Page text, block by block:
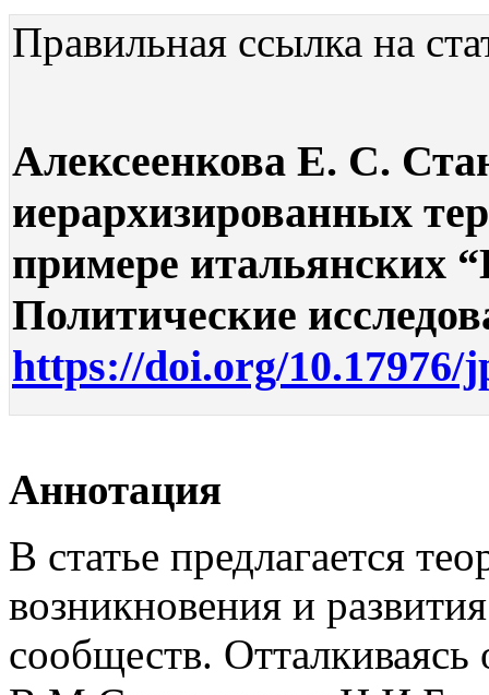
Правильная ссылка на
Алексеенкова Е. С.
иерархизированных
примере итальянских
Политические
https://doi.org/10.17976/
Аннотация
В статье предлагается
возникновения и
сообществ. Отталкиваясь